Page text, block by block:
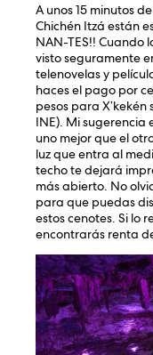
A unos 15 minutos
Chichén Itzá están
NAN-TES!! Cuando
visto seguramente
telenovelas y
haces el pago por
pesos para
INE). Mi sugerencia
uno mejor que el
luz que entra al
techo te dejará
más abierto. No
para que puedas
estos cenotes. Si lo
encontrarás renta